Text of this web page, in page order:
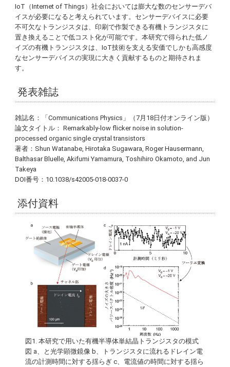
IoT（Internet of Things）社会においては膨大な数のセンサーデバ
イスが必要になると考えられています。センサーデバイスに必要
不可欠なトランジスタは、印刷で作製できる有機トランジスタに
置き換えることで低コスト化が可能です。本研究で得られた低ノ
イズの有機トランジスタは、IoT技術を支える安価でしかも高感度
なセンサーデバイスの実現に大きく貢献するものと期待されま
す。
発表雑誌
雑誌名：「Communications Physics」（7月18日付オンライン版）
論文タイトル： Remarkably-low flicker noise in solution-
processed organic single crystal transistors
著者：Shun Watanabe, Hirotaka Sugawara, Roger Hausermann,
Balthasar Bluelle, Akifumi Yamamura, Toshihiro Okamoto, and Jun
Takeya
DOI番号：10.1038/s42005-018-0037-0
添付資料
図1. 本研究で用いた有機半導体単結晶トランジスタの模式
図 a、と光学顕微鏡像 b、トランジスタに流れるドレイン電
流の計測時間に対する揺らぎ c、電流値の時間に対する揺ら